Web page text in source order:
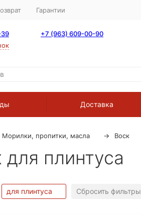
Гарантии
+7 (963) 609-00-90
Доставка
Морилки, пропитки, масла Воск
для плинтуса
для плинтуса Сбросить фильтры